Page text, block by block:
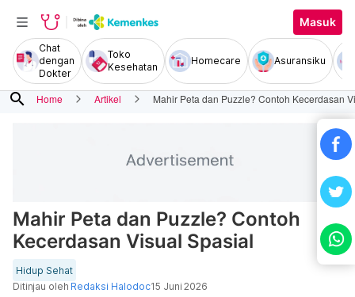
Masuk
Chat
dengan
Dokter
Toko
Kesehatan
Homecare Asuransiku
search Home Artikel Mahir Peta dan Puzzle? Contoh Kecerdasan
Mahir Peta dan Puzzle? Contoh
Kecerdasan Visual Spasial
Hidup Sehat
Ditinjau oleh Redaksi Halodoc15 Juni 2026